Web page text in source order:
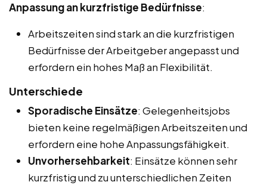
Anpassung an kurzfristige Bedürfnisse:
Arbeitszeiten sind stark an die kurzfristigen
Bedürfnisse der Arbeitgeber angepasst und
erfordern ein hohes Maß an Flexibilität.
Unterschiede
Sporadische Einsätze: Gelegenheitsjobs
bieten keine regelmäßigen Arbeitszeiten und
erfordern eine hohe Anpassungsfähigkeit.
Unvorhersehbarkeit: Einsätze können sehr
kurzfristig und zu unterschiedlichen Zeiten